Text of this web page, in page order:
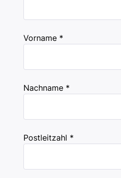
Vorname *
Nachname *
Postleitzahl *